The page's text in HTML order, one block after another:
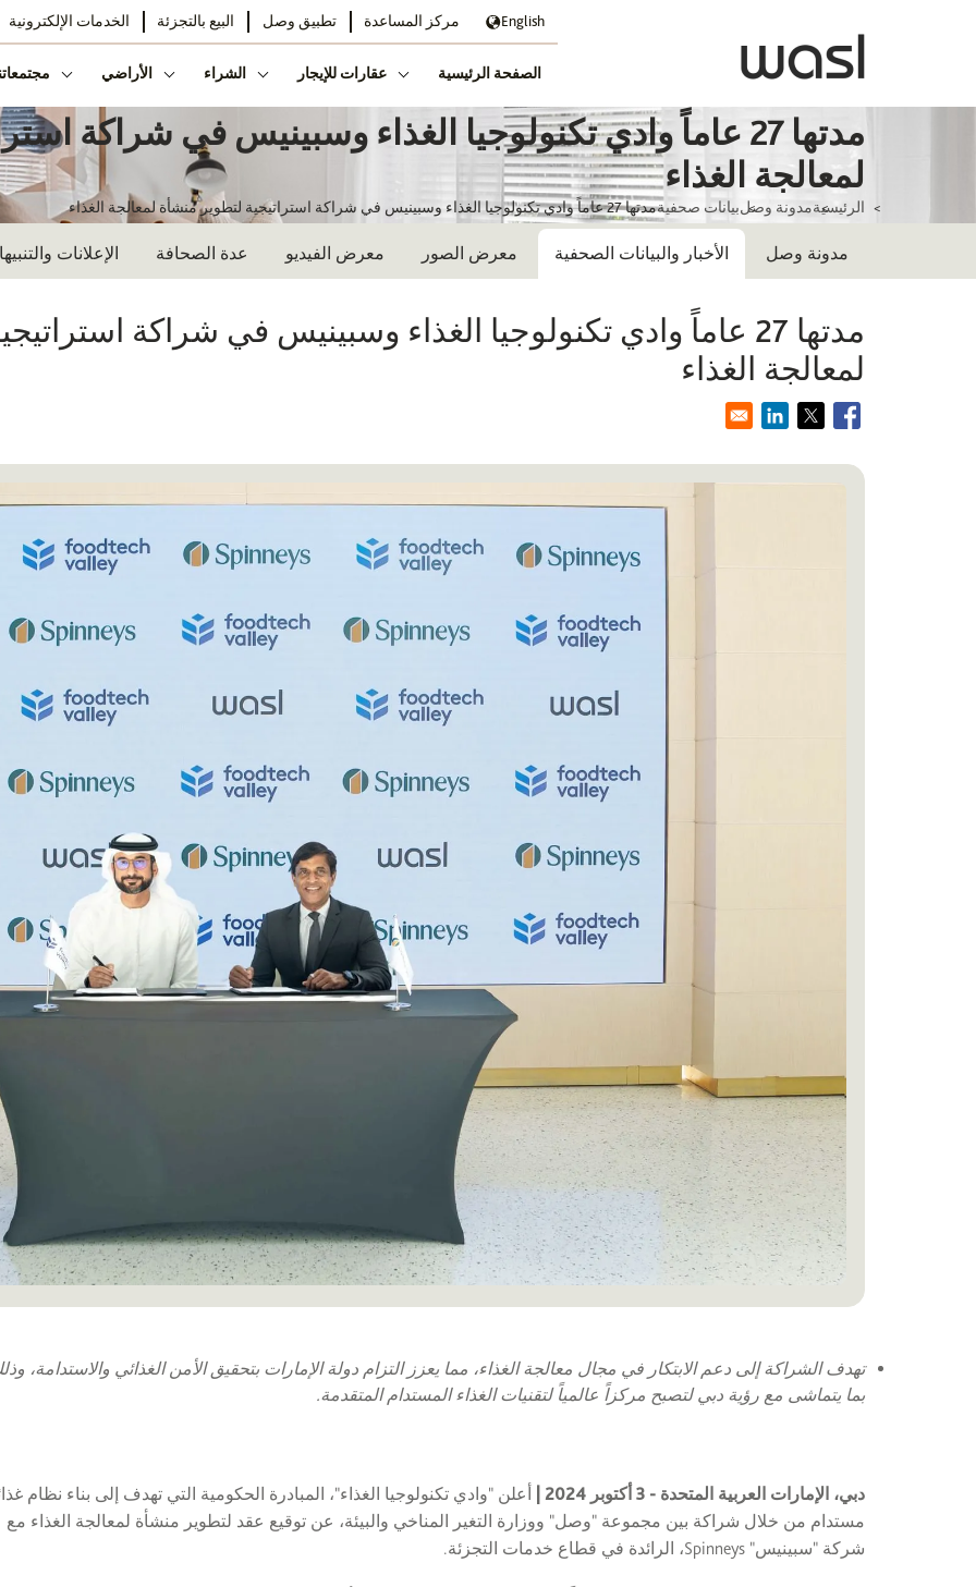
English مركز المساعدة تطبيق وصل البيع بالتجزئة الخدمات الإلكترونية
الصفحة الرئيسية عقارات للإيجار الشراء الأراضي
مدتها 27 عاماً وادي تكنولوجيا الغذاء وسبينيس في شراكة
لمعالجة الغذاء
الرئيسيةمدونة وصلبيانات صحفيةمدتها 27 عاماً وادي تكنولوجيا الغذاء وسبينيس في شراكة استراتيجية لتطوير منشأة لمعالجة الغذاء
مدونة وصل الأخبار والبيانات الصحفية معرض الصور معرض الفيديو عدة الصحافة الإعلانات
مدتها 27 عاماً وادي تكنولوجيا الغذاء وسبينيس في شراكة
لمعالجة الغذاء
تهدف الشراكة إلى دعم الابتكار في مجال معالجة الغذاء، مما يعزز التزام دولة الإمارات بتحقيق الأمن الغذائي والاستدامة،
بما يتماشى مع رؤية دبي لتصبح مركزاً عالمياً لتقنيات الغذاء المستدام المتقدمة.
دبي، الإمارات العربية المتحدة - 3 أكتوبر 2024 |
أعلن "وادي تكنولوجيا الغذاء"، المبادرة الحكومية التي تهدف إلى بناء نظام
مستدام من خلال شراكة بين مجموعة "وصل" ووزارة التغير المناخي والبيئة، عن توقيع عقد لتطوير منشأة لمعالجة الغذاء مع
شركة "سبينيس" Spinneys، الرائدة في قطاع خدمات
التجزئة.